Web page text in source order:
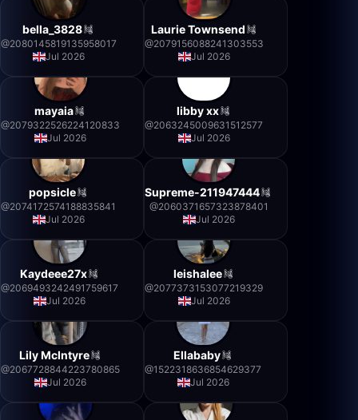
bella_3828
@2080145819135958017
Jul 2026
Laurie Townsend
@2079156088241303553
Jul 2026
mayaia
@2079322526224120833
Jul 2026
libby xx
@2063245009631512577
Jul 2026
popsicle
@2074172574188835841
Jul 2026
Supreme-211947444
@2060371657323878401
Jul 2026
Kaydeee27x
@2069493242491759617
Jul 2026
leishalee
@2077373153077219329
Jul 2026
Lily McIntyre
@2067728844223780865
Jul 2026
Ellababy
@1522318636854629377
Jul 2026